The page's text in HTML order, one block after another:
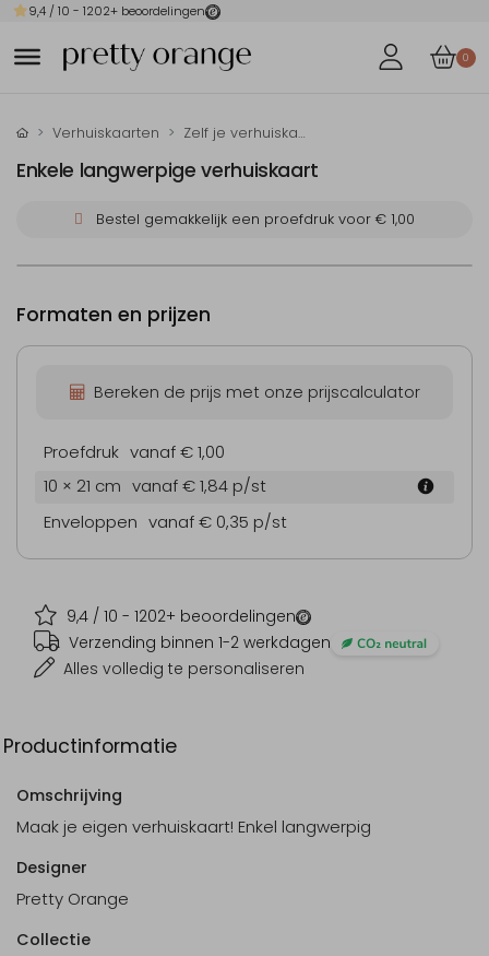
9,4 / 10 - 1202+ beoordelingen
0
Verhuiskaarten Zelf je verhuiskaart maken
Enkele langwerpige verhuiskaart
Bestel gemakkelijk een proefdruk voor € 1,00
9,4 / 10 - 1202+ beoordelingen
Verzending binnen 1-2 werkdagen
Alles volledig te personaliseren
Formaten en prijzen
Bereken de prijs met onze prijscalculator
Proefdruk vanaf € 1,00
10 × 21 cm vanaf € 1,84 p/st
Enveloppen vanaf € 0,35 p/st
Productinformatie
Omschrijving
Maak je eigen verhuiskaart! Enkel langwerpig
Designer
Pretty Orange
Collectie